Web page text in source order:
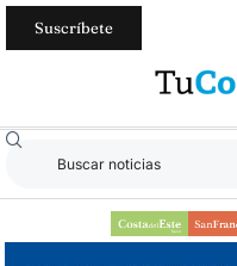
Suscríbete